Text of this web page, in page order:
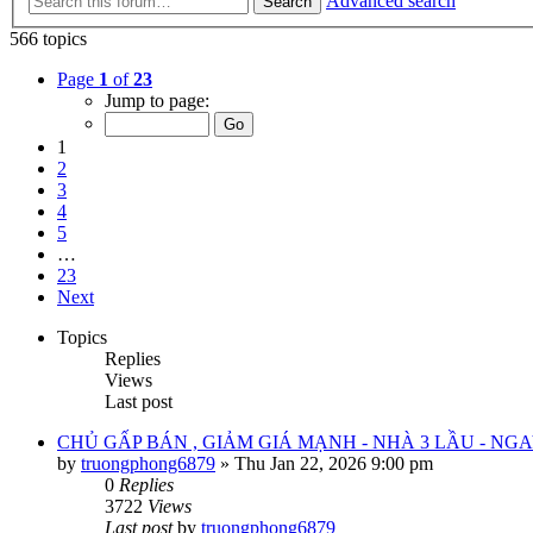
566 topics
Page 1 of23
Jump to page:
1
2
3
4
5
…
23
Next
Topics
Replies
Views
Last post
CHỦ GẤP BÁN , GIẢM GIÁ MẠNH - NHÀ 3 LẦU -
by truongphong6879 » Thu Jan 22, 2026 9:00 pm
0 Replies
3722 Views
Last postby truongphong6879